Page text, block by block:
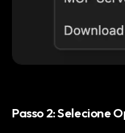
Passo 2: Selecione